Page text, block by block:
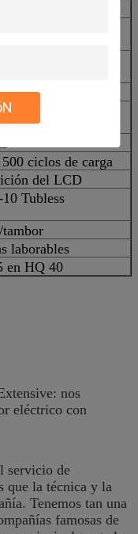
45kg
ciclos de carga
del LCD
Tubless
laborables
en HQ 40
nos
eléctrico con
servicio de
que la técnica y la
Tenemos tan una
famosas de